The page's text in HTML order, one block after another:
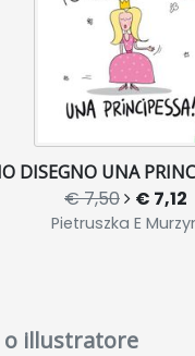
DISEGNO UNA
€ 7,50 € 7,12
Pietruszka E
o illustratore